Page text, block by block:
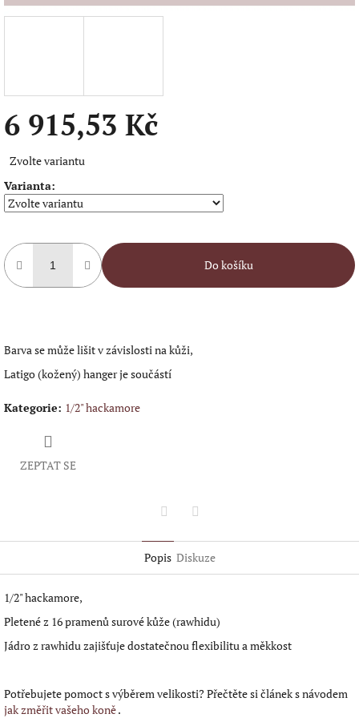
6 915,53 Kč
cena:
Zvolte variantu
Varianta:
Do košíku
Barva se může lišit v závislosti na kůži,
Latigo (kožený) hanger je součástí
Kategorie: 1/2" hackamore
ZEPTAT SE
Popis Diskuze
1/2" hackamore,
Pletené z 16 pramenů surové kůže (rawhidu)
Jádro z rawhidu zajišťuje dostatečnou flexibilitu a měkkost
Potřebujete pomoct s výběrem velikosti? Přečtěte si článek s návodem
jak změřit vašeho koně.